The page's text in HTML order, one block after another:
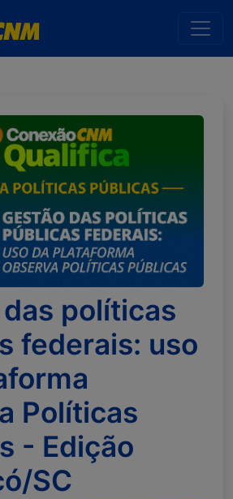
políticas
federais: uso
Políticas
- Edição
SC